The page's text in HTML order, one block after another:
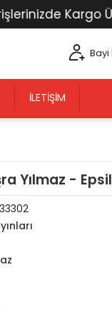
Kargo
Bayi
İLETIŞIM
Yılmaz -